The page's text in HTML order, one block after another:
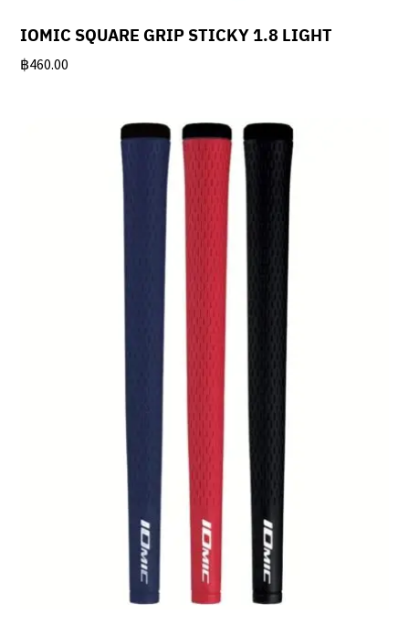
IOMIC SQUARE GRIP STICKY 1.8 LIGHT
฿460.00